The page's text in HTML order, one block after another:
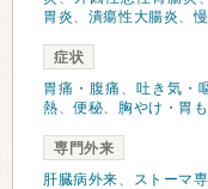
胃炎、 潰瘍性大腸炎、
症状
胃痛・腹痛 、 吐き気・
熱、便秘、 胸やけ・胃
専門外来
肝臓病外来、 ストーマ